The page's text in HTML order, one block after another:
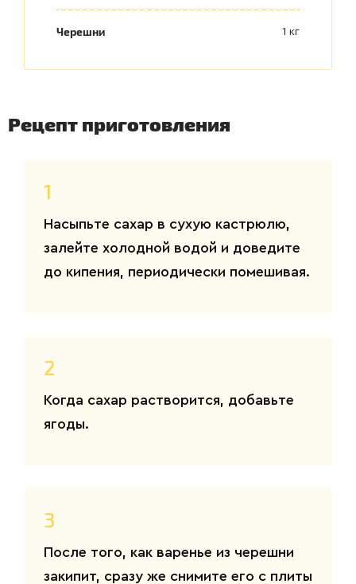
ВТОРЫЕ
Черешни 1 кг
Рецепт приготовления
1
Насыпьте сахар в сухую кастрюлю,
залейте холодной водой и доведите
до кипения, периодически помешивая.
2
Когда сахар растворится, добавьте
ягоды.
3
После того, как варенье из черешни
закипит, сразу же снимите его с плиты